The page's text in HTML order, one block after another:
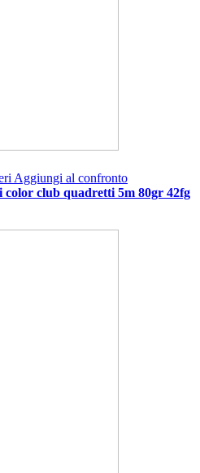
Aggiungi al confronto
color club quadretti 5m 80gr 42fg